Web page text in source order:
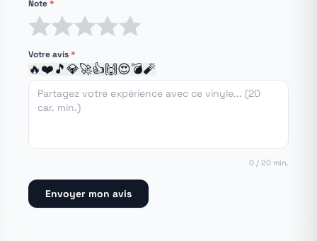
Note*
Votre avis*
🔥❤️🎵💎🚀👍🙌😍💣🧨
0 / 20 min.
Envoyer mon avis